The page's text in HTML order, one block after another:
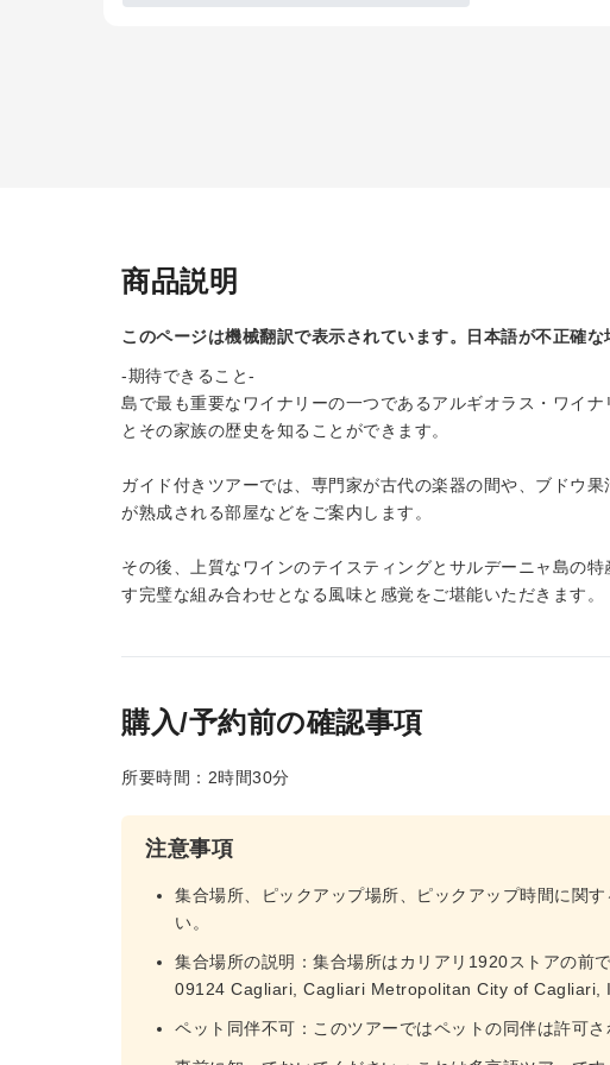
商品説明
このページは機械翻訳で表示されています。日本語が不正確な
-期待できること-
島で最も重要なワイナリーの一つであるアルギオラス・ワイ
とその家族の歴史を知ることができます。
ガイド付きツアーでは、専門家が古代の楽器の間や、ブドウ
が熟成される部屋などをご案内します。
その後、上質なワインのテイスティングとサルデーニャ島の
す完璧な組み合わせとなる風味と感覚をご堪能いただきます。
購入/予約前の確認事項
所要時間：2時間30分
注意事項
集合場所、ピックアップ場所、ピックアップ時間に関
い。
集合場所の説明：集合場所はカリアリ1920ストアの前
09124 Cagliari, Cagliari Metropolitan City of Cagliari,
ペット同伴不可：このツアーではペットの同伴は許可さ